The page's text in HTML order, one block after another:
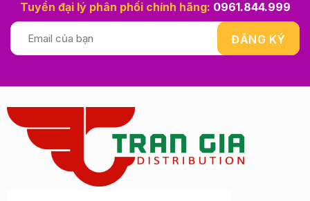
Tuyển đại lý phân phối chính hãng: 0961.844.999